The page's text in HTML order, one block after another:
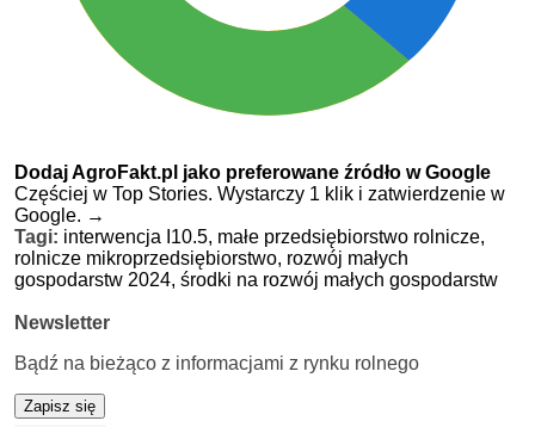
Dodaj AgroFakt.pl jako preferowane źródło w Google
Częściej w Top Stories. Wystarczy 1 klik i zatwierdzenie w
Google. →
Tagi: interwencja I10.5, małe przedsiębiorstwo rolnicze,
rolnicze mikroprzedsiębiorstwo, rozwój małych
gospodarstw 2024, środki na rozwój małych gospodarstw
Newsletter
Bądź na bieżąco z informacjami z rynku rolnego
Zapisz się